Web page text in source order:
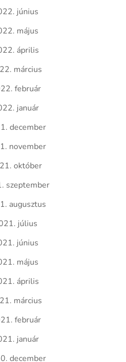
június
május
április
március
február
január
december
november
október
szeptember
augusztus
július
június
május
április
március
február
január
december